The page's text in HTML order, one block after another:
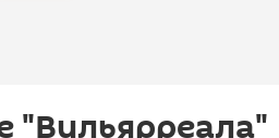
"Вильярреала"